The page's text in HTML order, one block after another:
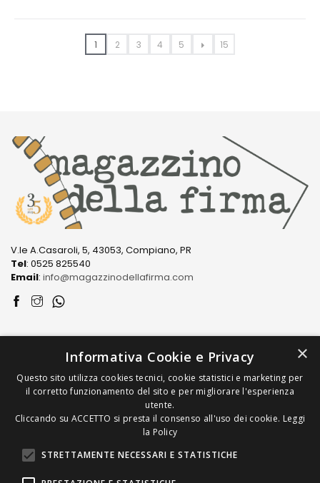
1 2 3 4 5 15
V.le A.Casaroli, 5, 43053, Compiano, PR
Tel: 0525 825540
Email: info@magazzinodellafirma.com
PRODOTTI
COME ACQUISTARE
×
Informativa Cookie e Privacy
Questo sito utilizza cookies tecnici, cookie statistici e marketing per
il corretto funzionamento del sito e per migliorare l'esperienza
utente.
Cliccando su ACCETTO si presta il consenso all'uso dei cookie. Leggi
la Policy
STRETTAMENTE NECESSARI E STATISTICHE